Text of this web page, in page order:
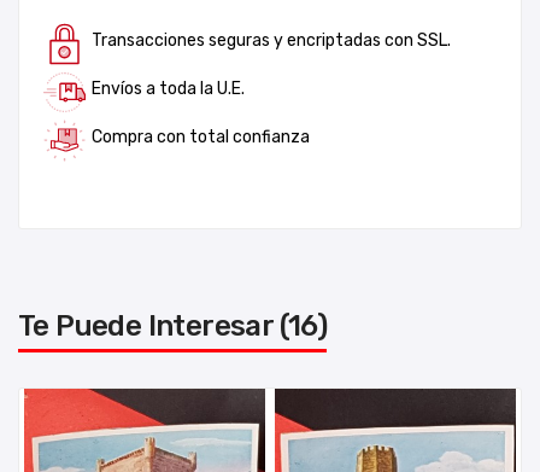
Transacciones seguras y encriptadas con SSL.
Envíos a toda la U.E.
Compra con total confianza
Te Puede Interesar (16)